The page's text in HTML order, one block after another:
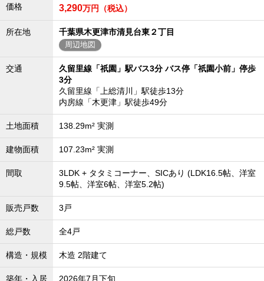
価格 3,290万円（税込）
所在地 千葉県木更津市清見台東２丁目
周辺地図
交通
久留里線「祇園」駅バス3分 バス停「祇園小前」停歩
3分
久留里線「上総清川」駅徒歩13分
内房線「木更津」駅徒歩49分
土地面積 138.29m² 実測
建物面積 107.23m² 実測
間取
3LDK + タタミコーナー、SICあり (LDK16.5帖、洋室
9.5帖、洋室6帖、洋室5.2帖)
販売戸数 3戸
総戸数 全4戸
構造・規模 木造 2階建て
築年・入居 2026年7月下旬